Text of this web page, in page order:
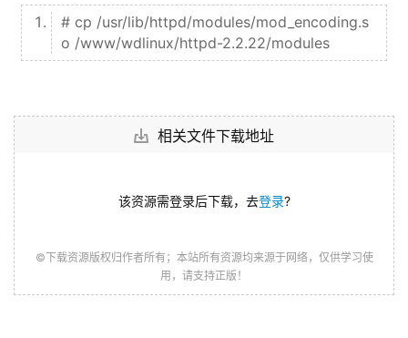
# cp /usr/lib/httpd/modules/mod_encoding.s
o /www/wdlinux/httpd-2.2.22/modules
相关文件下载地址
该资源需登录后下载，去登录?
©下载资源版权归作者所有；本站所有资源均来源于网络，仅供学习使
用，请支持正版！